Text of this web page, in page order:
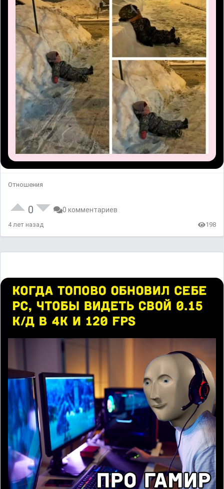
Отношения
0 0 комментариев
4 лет назад 198